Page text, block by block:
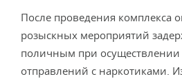
После проведения комплекса
розыскных мероприятий
поличным при
отправлений с наркотиками.